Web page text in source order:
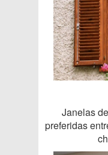
Janelas
preferidas